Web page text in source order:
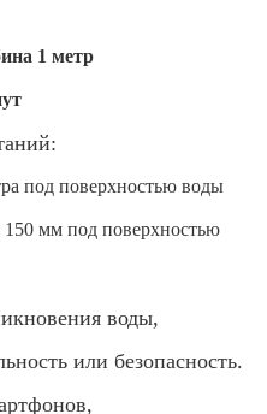
1 метр
под поверхностью воды
мм под поверхностью
воды,
или безопасность.